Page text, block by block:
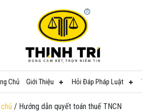
Chủ Giới Thiệu Hỏi Đáp Pháp Luật
/ Hướng dẫn quyết toán thuế TNCN